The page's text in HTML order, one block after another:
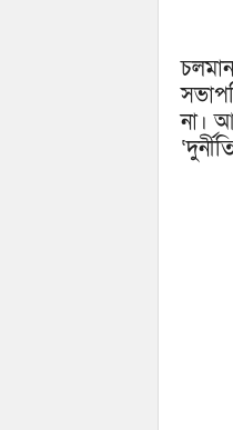
না।